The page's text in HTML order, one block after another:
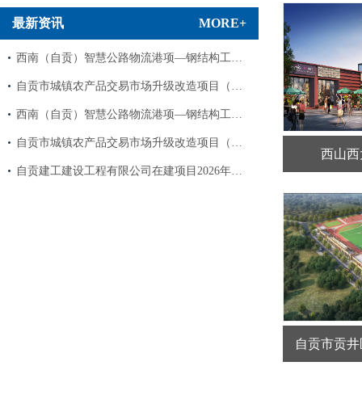
最新资讯 MORE+
西南（自贡）智慧公路物流港项—钢结构工…
自贡市城镇农产品交易市场升级改造项目（…
西南（自贡）智慧公路物流港项—钢结构工…
自贡市城镇农产品交易市场升级改造项目（…
自贡建工建设工程有限公司在建项目2026年…
西山
自贡市贡